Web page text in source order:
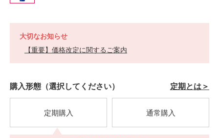
大切なお知らせ
【重要】価格改定に関するご案内
https://h-
jp.fujifilm.com/products/lunamer/lunamer-
商
品
号
VARIATIONS
購入形態（選択してください） 定期とは＞
定期購入 通常購入